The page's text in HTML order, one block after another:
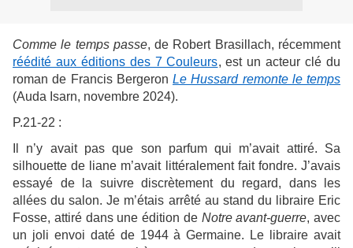
Comme le temps passe, de Robert Brasillach, récemment
réédité aux éditions des 7 Couleurs, est un acteur clé du
roman de Francis Bergeron Le Hussard remonte le temps
(Auda Isarn, novembre 2024).
P.21-22 :
Il n’y avait pas que son parfum qui m’avait attiré. Sa
silhouette de liane m’avait littéralement fait fondre. J’avais
essayé de la suivre discrètement du regard, dans les
allées du salon. Je m’étais arrêté au stand du libraire Eric
Fosse, attiré dans une édition de Notre avant-guerre, avec
un joli envoi daté de 1944 à Germaine. Le libraire avait